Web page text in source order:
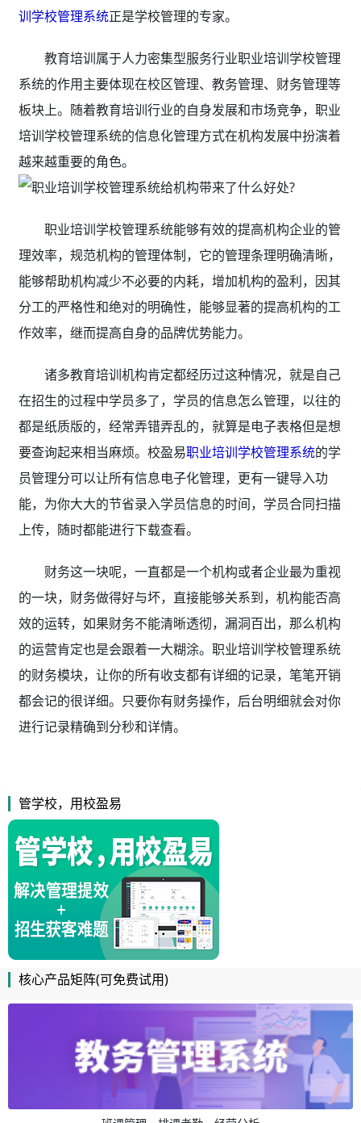
训学校管理系统正是学校管理的专家。
教育培训属于人力密集型服务行业职业培训学校管理
系统的作用主要体现在校区管理、教务管理、财务管理等
板块上。随着教育培训行业的自身发展和市场竞争，职业
培训学校管理系统的信息化管理方式在机构发展中扮演着
越来越重要的角色。
职业培训学校管理系统能够有效的提高机构企业的管
理效率，规范机构的管理体制，它的管理条理明确清晰，
能够帮助机构减少不必要的内耗，增加机构的盈利，因其
分工的严格性和绝对的明确性，能够显著的提高机构的工
作效率，继而提高自身的品牌优势能力。
诸多教育培训机构肯定都经历过这种情况，就是自己
在招生的过程中学员多了，学员的信息怎么管理，以往的
都是纸质版的，经常弄错弄乱的，就算是电子表格但是想
要查询起来相当麻烦。校盈易职业培训学校管理系统的学
员管理分可以让所有信息电子化管理，更有一键导入功
能，为你大大的节省录入学员信息的时间，学员合同扫描
上传，随时都能进行下载查看。
财务这一块呢，一直都是一个机构或者企业最为重视
的一块，财务做得好与坏，直接能够关系到，机构能否高
效的运转，如果财务不能清晰透彻，漏洞百出，那么机构
的运营肯定也是会跟着一大糊涂。职业培训学校管理系统
的财务模块，让你的所有收支都有详细的记录，笔笔开销
都会记的很详细。只要你有财务操作，后台明细就会对你
进行记录精确到分秒和详情。
管学校，用校盈易
核心产品矩阵(可免费试用)